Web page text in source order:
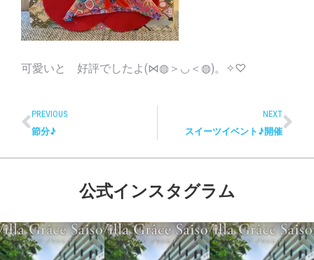
可愛いと 好評でしたよ(⋈◍＞◡＜◍)。✧♡
PREVIOUS
節分♪
NEXT
スイーツイベント♪開催
公式インスタグラム